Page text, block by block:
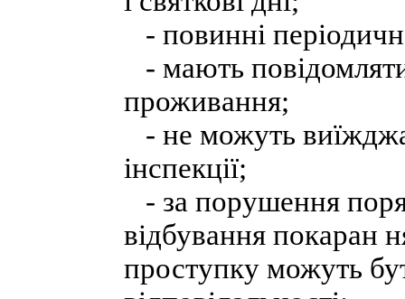
- повинні
- мають
проживання;
- не можуть
інспекції;
- за порушення
відбування покаран
проступку можуть